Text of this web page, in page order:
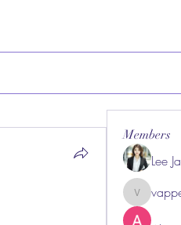
Members
Lee
vappebars